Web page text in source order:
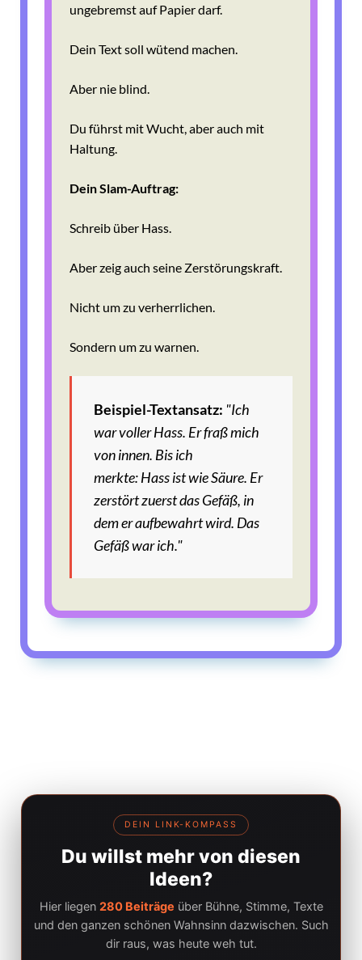
ungebremst auf Papier darf.
Dein Text soll wütend machen.
Aber nie blind.
Du führst mit Wucht, aber auch mit
Haltung.
Dein Slam-Auftrag:
Schreib über Hass.
Aber zeig auch seine Zerstörungskraft.
Nicht um zu verherrlichen.
Sondern um zu warnen.
Beispiel-Textansatz: "Ich
war voller Hass. Er fraß mich
von innen. Bis ich
merkte:Hass ist wie Säure. Er
zerstört zuerst das Gefäß, in
dem er aufbewahrt wird. Das
Gefäß war ich."
DEIN LINK-KOMPASS
Du willst mehr von diesen
Ideen?
Hier liegen 280 Beiträge über Bühne, Stimme, Texte
und den ganzen schönen Wahnsinn dazwischen. Such
dir raus, was heute weh tut.